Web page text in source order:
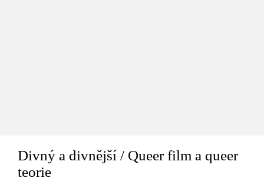
Divný a divnější / Queer film a queer
teorie